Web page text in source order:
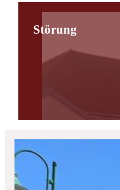
Störung